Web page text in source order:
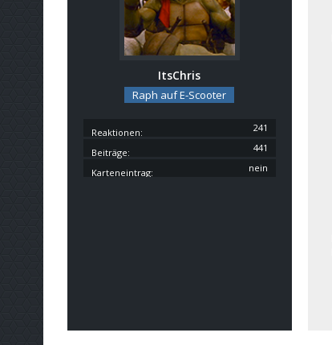
ItsChris
Raph auf E-Scooter
Reaktionen 241
Beiträge 441
Karteneintrag nein